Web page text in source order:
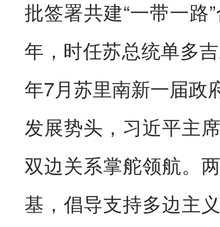
批签署共建“一带一路
年，时任苏总统单多
年7月苏里南新一届政
发展势头，习近平主
双边关系掌舵领航。
基，倡导支持多边主